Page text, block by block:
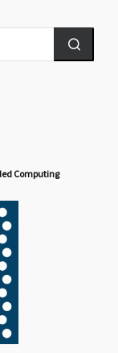
Computing